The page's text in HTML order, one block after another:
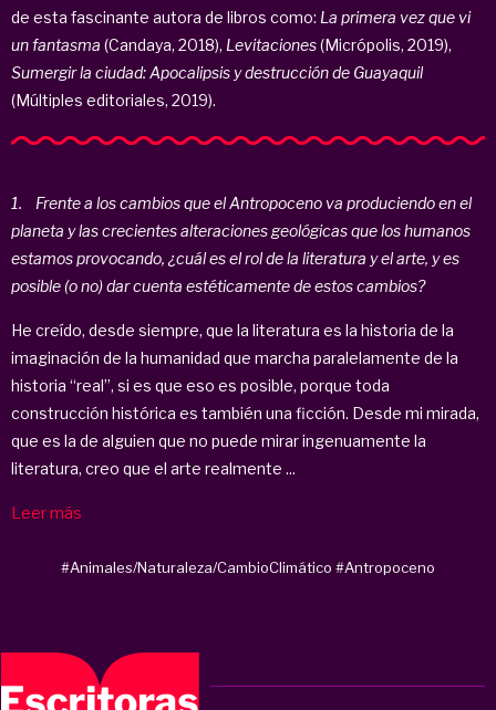
de esta fascinante autora de libros como: La primera vez que vi
un fantasma (Candaya, 2018), Levitaciones(Micrópolis, 2019),
Sumergir la ciudad: Apocalipsis y destrucción de Guayaquil
(Múltiples editoriales, 2019).
1. Frente a los cambios que el Antropoceno va produciendo en el
planeta y las crecientes alteraciones geológicas que los humanos
estamos provocando, ¿cuál es el rol de la literatura y el arte, y es
posible (o no) dar cuenta estéticamente de estos cambios?
He creído, desde siempre, que la literatura es la historia de la
imaginación de la humanidad que marcha paralelamente de la
historia “real”, si es que eso es posible, porque toda
construcción histórica es también una ficción. Desde mi mirada,
que es la de alguien que no puede mirar ingenuamente la
literatura, creo que el arte realmente ...
Leer más
#Animales/Naturaleza/CambioClimático #Antropoceno